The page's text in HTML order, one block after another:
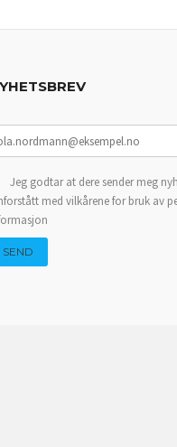
Jeg godtar at dere sender meg
med vilkårene for bruk av